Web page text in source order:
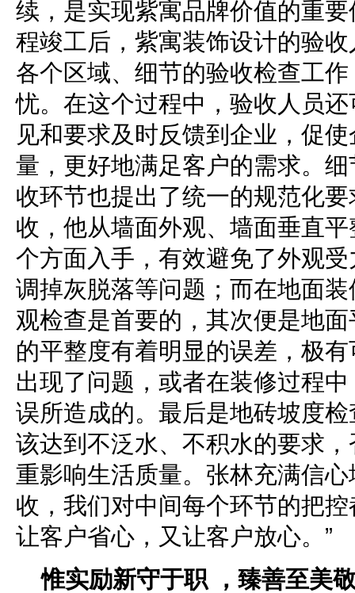
续，是实现紫寓品牌价值的重
程竣工后，紫寓装饰设计的验
各个区域、细节的验收检查工
忧。在这个过程中，验收人员
见和要求及时反馈到企业，促
量，更好地满足客户的需求。
收环节也提出了统一的规范化
收，他从墙面外观、墙面垂直
个方面入手，有效避免了外观
调掉灰脱落等问题；而在地面
观检查是首要的，其次便是地
的平整度有着明显的误差，极
出现了问题，或者在装修过程
误所造成的。最后是地砖坡度
该达到不泛水、不积水的要求
重影响生活质量。张林充满信
收，我们对中间每个环节的把
让客户省心，又让客户放心。”
惟实励新守于职 ，臻善至美